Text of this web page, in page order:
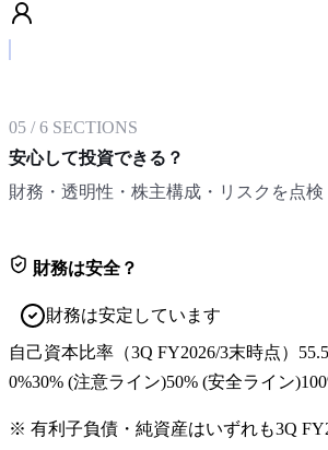
05 /6 SECTIONS
安心して投資できる？
財務・透明性・株主構成・リスクを点検
財務は安全？
財務は安定しています
自己資本比率 （3Q FY2026/3末時点）
0%30% (注意ライン)50% (安全ライン)
※ 有利子負債・純資産はいずれも3Q